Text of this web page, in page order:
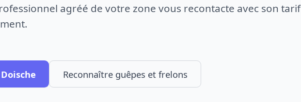
agréé de votre zone vous recontacte avec son tarif
Reconnaître guêpes et frelons